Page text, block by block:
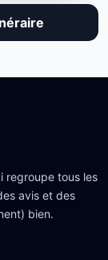
regroupe tous les
avis et des
bien.